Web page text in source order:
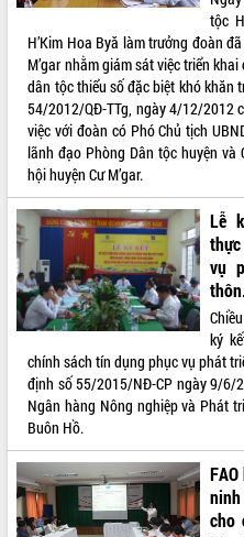
VIDEO
Loading the player...
Khám bệnh, cấp phát thuốc miễn phí
và tặng quà người dân xã Cư Pui
Hội nghị UBND tỉnh Đắk Lắk thường kỳ
tháng 7/2026
Nam Anh hùng” và trao Huân chương
Lao động
UBND tỉnh Đắk Lắk triển khai nhiệm
Kỳ họp thứ Hai, Hội đồng nhân dân
tỉnh khóa XI quyết nghị nhiều nội dung
quan trọng
ALBUM ẢNH
tộc
H’Kim Hoa Byă làm trưởng đoàn
M’gar nhằm giám sát việc triển
dân tộc thiểu số đặc biệt khó khăn
54/2012/QĐ-TTg, ngày 4/12/2012
việc với đoàn có Phó Chủ tịch
lãnh đạo Phòng Dân tộc huyện và
hội huyện Cư M’gar.
Lễ
vụ
ký
chính sách tín dụng phục vụ phát
định số 55/2015/NĐ-CP ngày 9/6/
Ngân hàng Nông nghiệp và Phát
Buôn Hồ.
cho